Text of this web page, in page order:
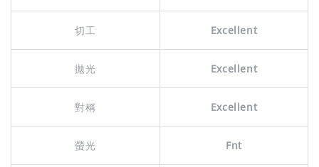
切工 Excellent
拋光 Excellent
對稱 Excellent
螢光 Fnt